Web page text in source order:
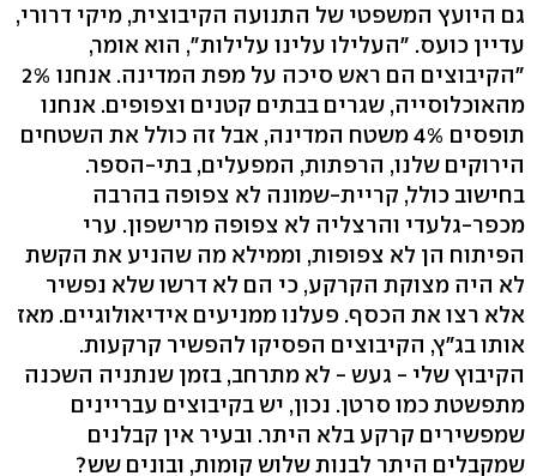
גם היועץ המשפטי של התנועה הקיבוצית, מיקי דרורי,
עדיין כועס. "העלילו עלינו עלילות", הוא אומר,
"הקיבוצים הם ראש סיכה על מפת המדינה. אנחנו 2%
מהאוכלוסייה, שגרים בבתים קטנים וצפופים. אנחנו
תופסים 4% משטח המדינה, אבל זה כולל את השטחים
הירוקים שלנו, הרפתות, המפעלים, בתי-הספר.
בחישוב כולל, קריית-שמונה לא צפופה בהרבה
מכפר-גלעדי והרצליה לא צפופה מרישפון. ערי
הפיתוח הן לא צפופות, וממילא מה שהניע את הקשת
לא היה מצוקת הקרקע, כי הם לא דרשו שלא נפשיר
אלא רצו את הכסף. פעלנו ממניעים אידיאולוגיים. מאז
אותו בג"ץ, הקיבוצים הפסיקו להפשיר קרקעות.
הקיבוץ שלי - געש - לא מתרחב, בזמן שנתניה השכנה
מתפשטת כמו סרטן. נכון, יש בקיבוצים עבריינים
שמפשירים קרקע בלא היתר. ובעיר אין קבלנים
שמקבלים היתר לבנות שלוש קומות, ובונים שש?